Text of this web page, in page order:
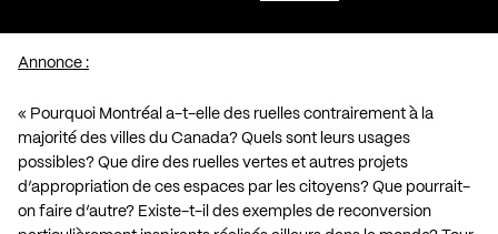
Annonce :
« Pourquoi Montréal a-t-elle des ruelles contrairement à la
majorité des villes du Canada? Quels sont leurs usages
possibles? Que dire des ruelles vertes et autres projets
d’appropriation de ces espaces par les citoyens? Que pourrait-
on faire d’autre? Existe-t-il des exemples de reconversion